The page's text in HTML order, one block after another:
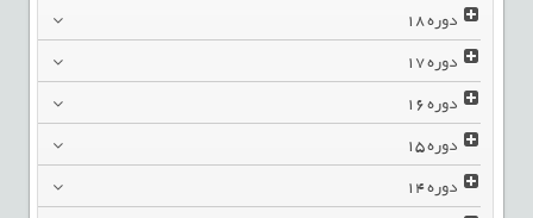
دوره18
دوره17
دوره16
دوره15
دوره14